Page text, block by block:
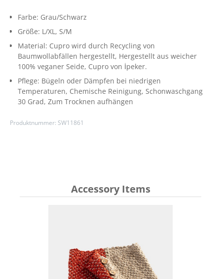
Farbe: Grau/Schwarz
Größe: L/XL, S/M
Material: Cupro wird durch Recycling von
Baumwollabfällen hergestellt, Hergestellt aus weicher
100% veganer Seide, Cupro von İpeker.
Pflege: Bügeln oder Dämpfen bei niedrigen
Temperaturen, Chemische Reinigung, Schonwaschgang
30 Grad, Zum Trocknen aufhängen
Produktnummer: SW11861
Accessory Items